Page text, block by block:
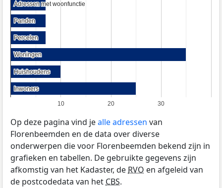
10 20 30
Adressen met woonfunctie
Adressen met woonfunctie
Panden
Panden
Percelen
Percelen
Woningen
Woningen
Huishoudens
Huishoudens
Inwoners
Inwoners
Op deze pagina vind jealle adressen van
Florenbeemden en de data over diverse
onderwerpen die voor Florenbeemden bekend zijn in
grafieken en tabellen. De gebruikte gegevens zijn
afkomstig van het Kadaster, deRVO en afgeleid van
de postcodedata van hetCBS.